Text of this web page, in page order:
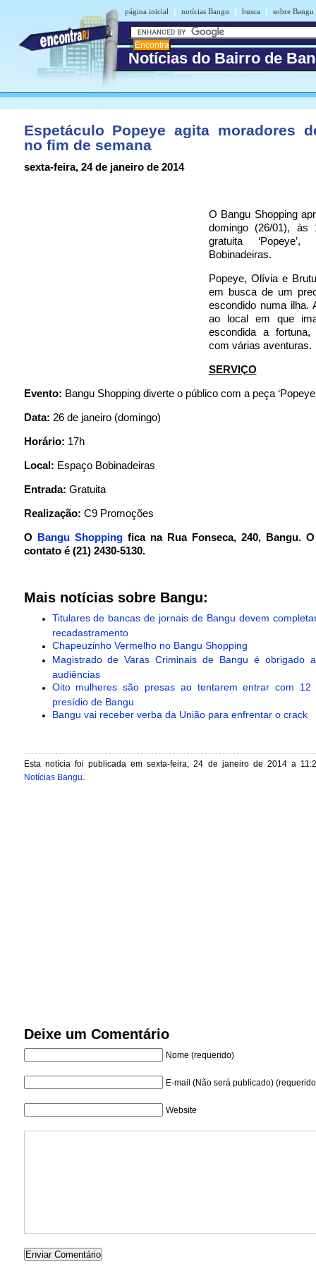
página inicial | notícias Bangu | busca | sobre Bangu
Notícias do Bairro de
Espetáculo Popeye agita moradores
no fim de semana
sexta-feira, 24 de janeiro de 2014
O Bangu Shopping
domingo (26/01), às
gratuita
Bobinadeiras.
Popeye, Olívia e
em busca de um
escondido numa ilha.
ao local em que
escondida a fortuna,
com várias aventuras.
SERVIÇO
Evento: Bangu Shopping diverte o público com a peça
Data: 26 de janeiro (domingo)
Horário: 17h
Local: Espaço Bobinadeiras
Entrada: Gratuita
Realização: C9 Promoções
O Bangu Shoppingfica na Rua Fonseca, 240, Bangu.
contato é (21) 2430-5130.
Mais notícias sobre Bangu:
Titulares de bancas de jornais de Bangu devem
recadastramento
Chapeuzinho Vermelho no Bangu Shopping
Magistrado de Varas Criminais de Bangu é obrigado
audiências
Oito mulheres são presas ao tentarem entrar com 12
presídio de Bangu
Bangu vai receber verba da União para enfrentar o crack
Esta notícia foi publicada em sexta-feira, 24 de janeiro de 2014 a
Notícias Bangu.
Deixe um Comentário
Nome (requerido)
E-mail (Não será publicado)
Website